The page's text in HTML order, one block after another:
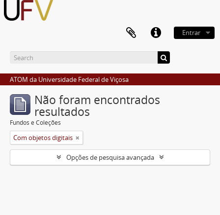
Entrar
ATOM da Universidade Federal de Viçosa
Não foram encontrados
resultados
Fundos e Coleções
Com objetos digitais
Opções de pesquisa avançada